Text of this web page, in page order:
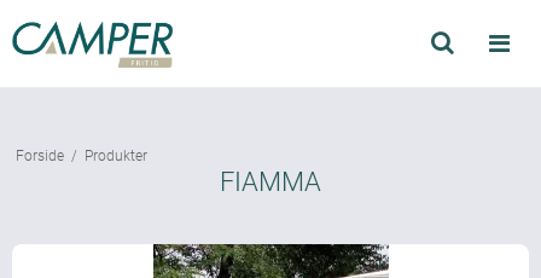
Forside / Produkter
FIAMMA